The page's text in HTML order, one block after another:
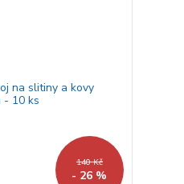
140 Kč
- 26 %